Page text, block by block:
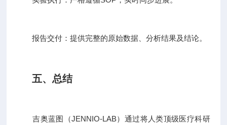
报告交付：提供完整的原始数据、分析结果及结论。
五、总结
吉奥蓝图（JENNIO-LAB）通过将人类顶级医疗科研